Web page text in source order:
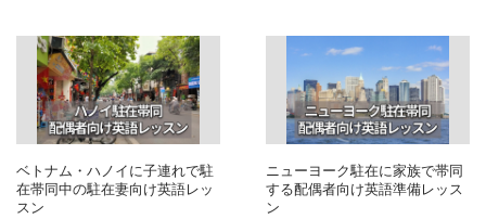
ベトナム・ハノイに子連れで駐
在帯同中の駐在妻向け英語レッ
スン
ニューヨーク駐在に家族で帯同
する配偶者向け英語準備レッス
ン